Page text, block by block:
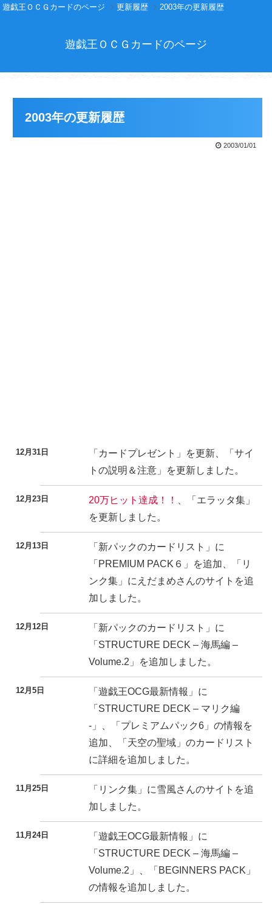
遊戯王ＯＣＧカードのページ 更新履歴 2003年の更新履歴
遊戯王ＯＣＧカードのページ
2003年の更新履歴
2003/01/01
12月31日
「カードプレゼント」を更新、「サイ
トの説明＆注意」を更新しました。
12月23日 20万ヒット達成！！
、「エラッタ集」
を更新しました。
12月13日
「新パックのカードリスト」に
「PREMIUM PACK６」を追加、「リ
ンク集」にえだまめさんのサイトを追
加しました。
12月12日
「新パックのカードリスト」に
「STRUCTURE DECK – 海馬編 –
Volume.2」を追加しました。
12月5日
「遊戯王OCG最新情報」に
「STRUCTURE DECK – マリク編
-」、「プレミアムパック6」の情報を
追加、「天空の聖域」のカードリスト
に詳細を追加しました。
11月25日
「リンク集」に雪風さんのサイトを追
加しました。
11月24日
「遊戯王OCG最新情報」に
「STRUCTURE DECK – 海馬編 –
Volume.2」、「BEGINNERS PACK」
の情報を追加しました。